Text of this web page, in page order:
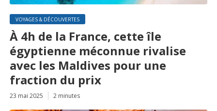
VOYAGES & DÉCOUVERTES
À 4h de la France, cette île
égyptienne méconnue rivalise
avec les Maldives pour une
fraction du prix
23 mai 2025 2 minutes